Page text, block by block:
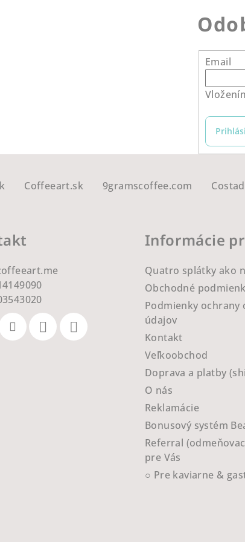
Email
Coffeeart.sk 9gramscoffee.com
Informácie
Quatro splátky ako
Obchodné
Podmienky ochrany
údajov
Kontakt
Veľkoobchod
Doprava a platby
O nás
Reklamácie
Bonusový systém
Referral
pre Vás
○ Pre kaviarne &